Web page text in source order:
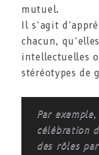
mutuel.
Il s’agit
chacun,
intellectuelles
stéréotypes de
Par
célébration
des rôles